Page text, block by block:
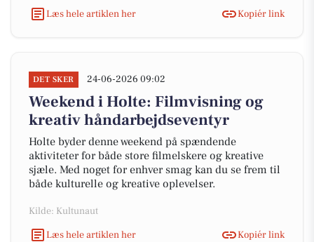
Læs hele artiklen her
Kopiér link
DET SKER 24-06-2026 09:02
Weekend i Holte: Filmvisning og
kreativ håndarbejdseventyr
Holte byder denne weekend på spændende
aktiviteter for både store filmelskere og kreative
sjæle. Med noget for enhver smag kan du se frem til
både kulturelle og kreative oplevelser.
Kilde: Kultunaut
Læs hele artiklen her
Kopiér link